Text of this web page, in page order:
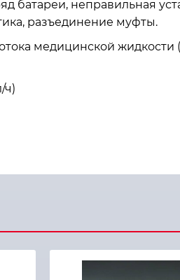
батареи, неправильная
разъединение муфты.
медицинской жидкости
ч)